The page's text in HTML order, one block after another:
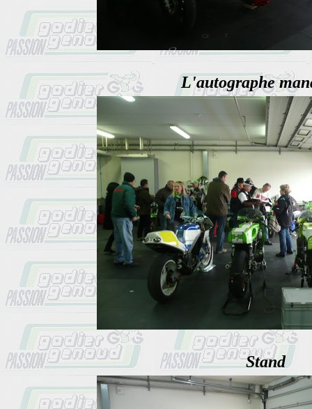
L'autographe
Stand